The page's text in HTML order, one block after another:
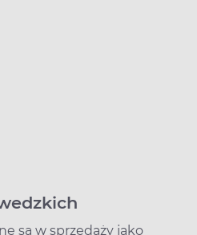
są w sprzedaży jako